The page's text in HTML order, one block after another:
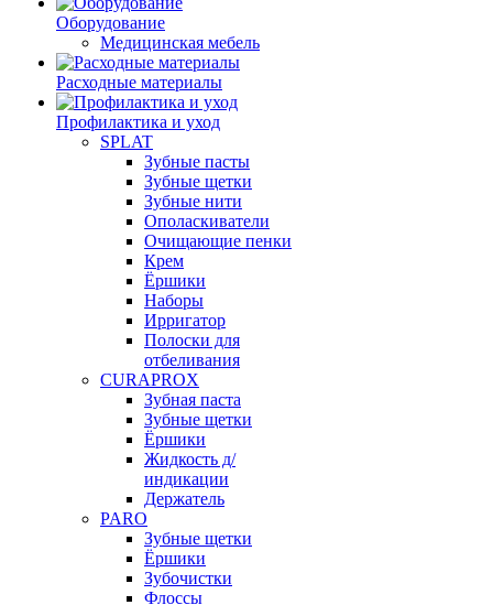
Оборудование
Медицинская мебель
Расходные материалы
Профилактика и уход
SPLAT
Зубные пасты
Зубные щетки
Зубные нити
Ополаскиватели
Очищающие пенки
Крем
Ёршики
Наборы
Ирригатор
Полоски для
отбеливания
CURAPROX
Зубная паста
Зубные щетки
Ёршики
Жидкость д/
индикации
Держатель
PARO
Зубные щетки
Ёршики
Зубочистки
Флоссы